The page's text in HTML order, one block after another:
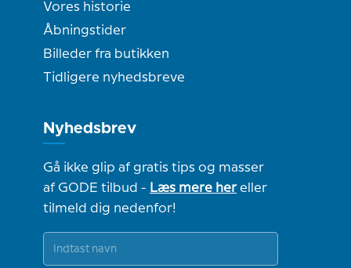
Vores historie
Åbningstider
Billeder fra butikken
Tidligere nyhedsbreve
Nyhedsbrev
Gå ikke glip af gratis tips og masser
af GODE tilbud - Læs mere hereller
tilmeld dig nedenfor!